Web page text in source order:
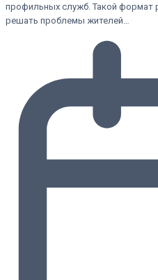
профильных служб. Такой формат
решать проблемы жителей…